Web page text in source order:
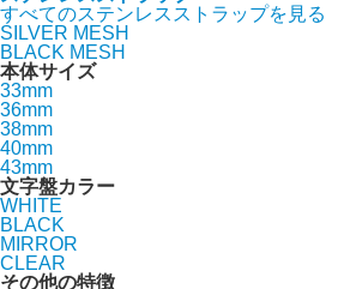
すべてのステンレスストラップを見る
SILVER MESH
BLACK MESH
本体サイズ
33mm
36mm
38mm
40mm
43mm
文字盤カラー
WHITE
BLACK
MIRROR
CLEAR
その他の特徴